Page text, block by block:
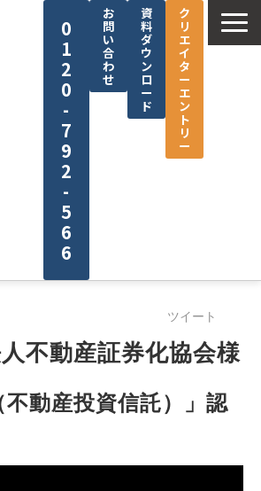
0
1
2
0
-
7
9
2
-
5
6
6
お
問
い
合
わ
せ
資
料
ダ
ウ
ン
ロ
ー
ド
ク
リ
エ
イ
タ
ー
エ
ン
ト
リ
ー
制作実績
セミナー
ツイート
不動産証券化協会様
不動産投資信託）」認